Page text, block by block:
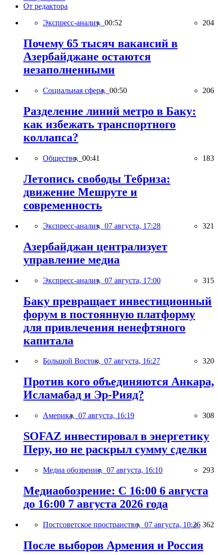
От редактора
Экспресс-анализ, 00:52 204
Почему 65 тысяч вакансий в
Азербайджане остаются
незаполненными
Социальная сфера, 00:50 206
Разделение линий метро в Баку:
как избежать транспортного
коллапса?
Общество, 00:41 183
Летопись свободы Тебриза:
движение Мешруте и
современность
Экспресс-анализ, 07 августа, 17:28 321
Азербайджан централизует
управление медиа
Экспресс-анализ, 07 августа, 17:00 315
Баку превращает инвестиционный
форум в постоянную платформу
для привлечения ненефтяного
капитала
Большой Восток, 07 августа, 16:27 320
Против кого объединяются Анкара,
Исламабад и Эр-Рияд?
Америка, 07 августа, 16:19 308
SOFAZ инвестировал в энергетику
Перу, но не раскрыл сумму сделки
Медиа обозрение, 07 августа, 16:10 293
Медиаобозрение: С 16:00 6 августа
до 16:00 7 августа 2026 года
Постсоветское пространство, 07 августа, 10:26 362
После выборов Армения и Россия